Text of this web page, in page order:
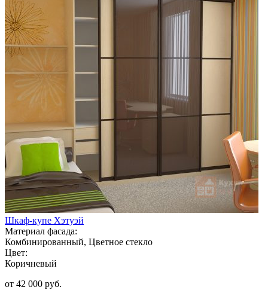
Шкаф-купе Хэтуэй
Материал фасада:
Комбинированный, Цветное стекло
Цвет:
Коричневый
от 42 000 руб.